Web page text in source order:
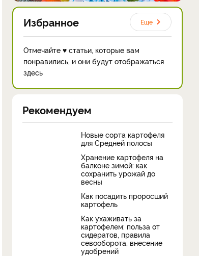
Избранное Еще
Отмечайте ♥ статьи, которые вам
понравились, и они будут отображаться
здесь
Рекомендуем
Новые сорта картофеля
для Средней полосы
Хранение картофеля на
балконе зимой: как
сохранить урожай до
весны
Как посадить проросший
картофель
Как ухаживать за
картофелем: польза от
сидератов, правила
севооборота, внесение
удобрений